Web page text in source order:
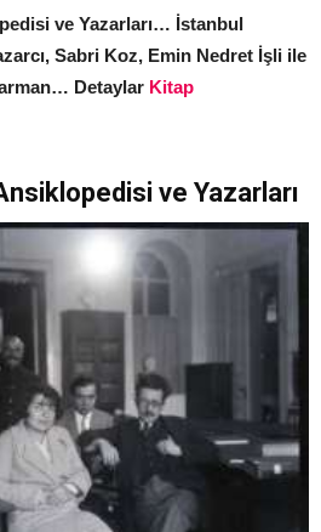
ve Yazarları… İstanbul
Sabri Koz, Emin Nedret İşli ile
Detaylar Kitap
ve Yazarları